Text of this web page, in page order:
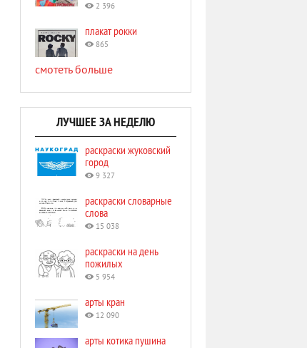
2 396
плакат рокки
865
смотеть больше
ЛУЧШЕЕ ЗА НЕДЕЛЮ
раскраски жуковский
город
9 327
раскраски словарные
слова
15 038
раскраски на день
пожилых
5 954
арты кран
12 090
арты котика пушина